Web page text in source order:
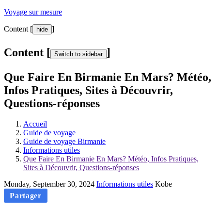
Voyage sur mesure
Content [ hide ]
Content [ Switch to sidebar ]
Que Faire En Birmanie En Mars? Météo,
Infos Pratiques, Sites à Découvrir,
Questions-réponses
Accueil
Guide de voyage
Guide de voyage Birmanie
Informations utiles
Que Faire En Birmanie En Mars? Météo, Infos Pratiques,
Sites à Découvrir, Questions-réponses
Monday, September 30, 2024 Informations utiles Kobe
Partager